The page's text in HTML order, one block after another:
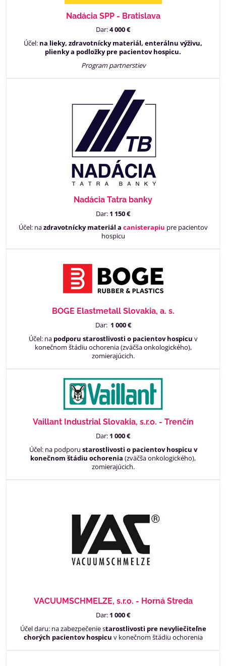
Nadácia SPP - Bratislava
Dar:4 000 €
Účel: na lieky, zdravotnícky materiál, enterálnu výživu,
plienky a podložky pre pacientov hospicu.
Program partnerstiev
Nadácia Tatra banky
Dar: 1 150 €
Účel: nazdravotnícky materiál a canisterapiu pre pacientov
hospicu
BOGE Elastmetall Slovakia, a. s.
Dar: 1 000 €
Účel: na podporu starostlivosti o pacientov hospicu v
konečnom štádiu ochorenia (zväčša onkologického),
zomierajúcich.
Vaillant Industrial Slovakia, s.r.o. - Trenčín
Dar: 1 000 €
Účel: na podporu starostlivosti o pacientov hospicu v
konečnom štádiu ochorenia (zväčša onkologického),
zomierajúcich.
VACUUMSCHMELZE, s.r.o. - Horná Streda
Dar: 1 000 €
Účel daru: na zabezpečenie starostlivosti pre nevyliečiteľne
chorých pacientov hospicu v konečnom štádiu ochorenia